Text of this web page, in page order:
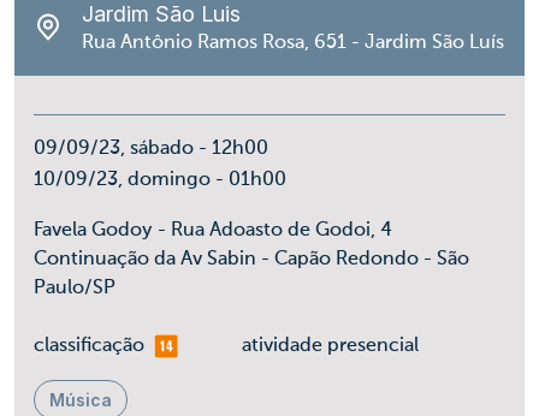
Jardim São Luis
Rua Antônio Ramos Rosa, 651 - Jardim São Luís
09/09/23, sábado - 12h00
10/09/23, domingo - 01h00
Favela Godoy - Rua Adoasto de Godoi, 4
Continuação da Av Sabin - Capão Redondo - São
Paulo/SP
classificaçãomais 14 atividade presencial
Música